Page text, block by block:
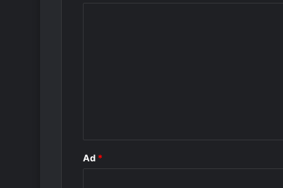
Ad *